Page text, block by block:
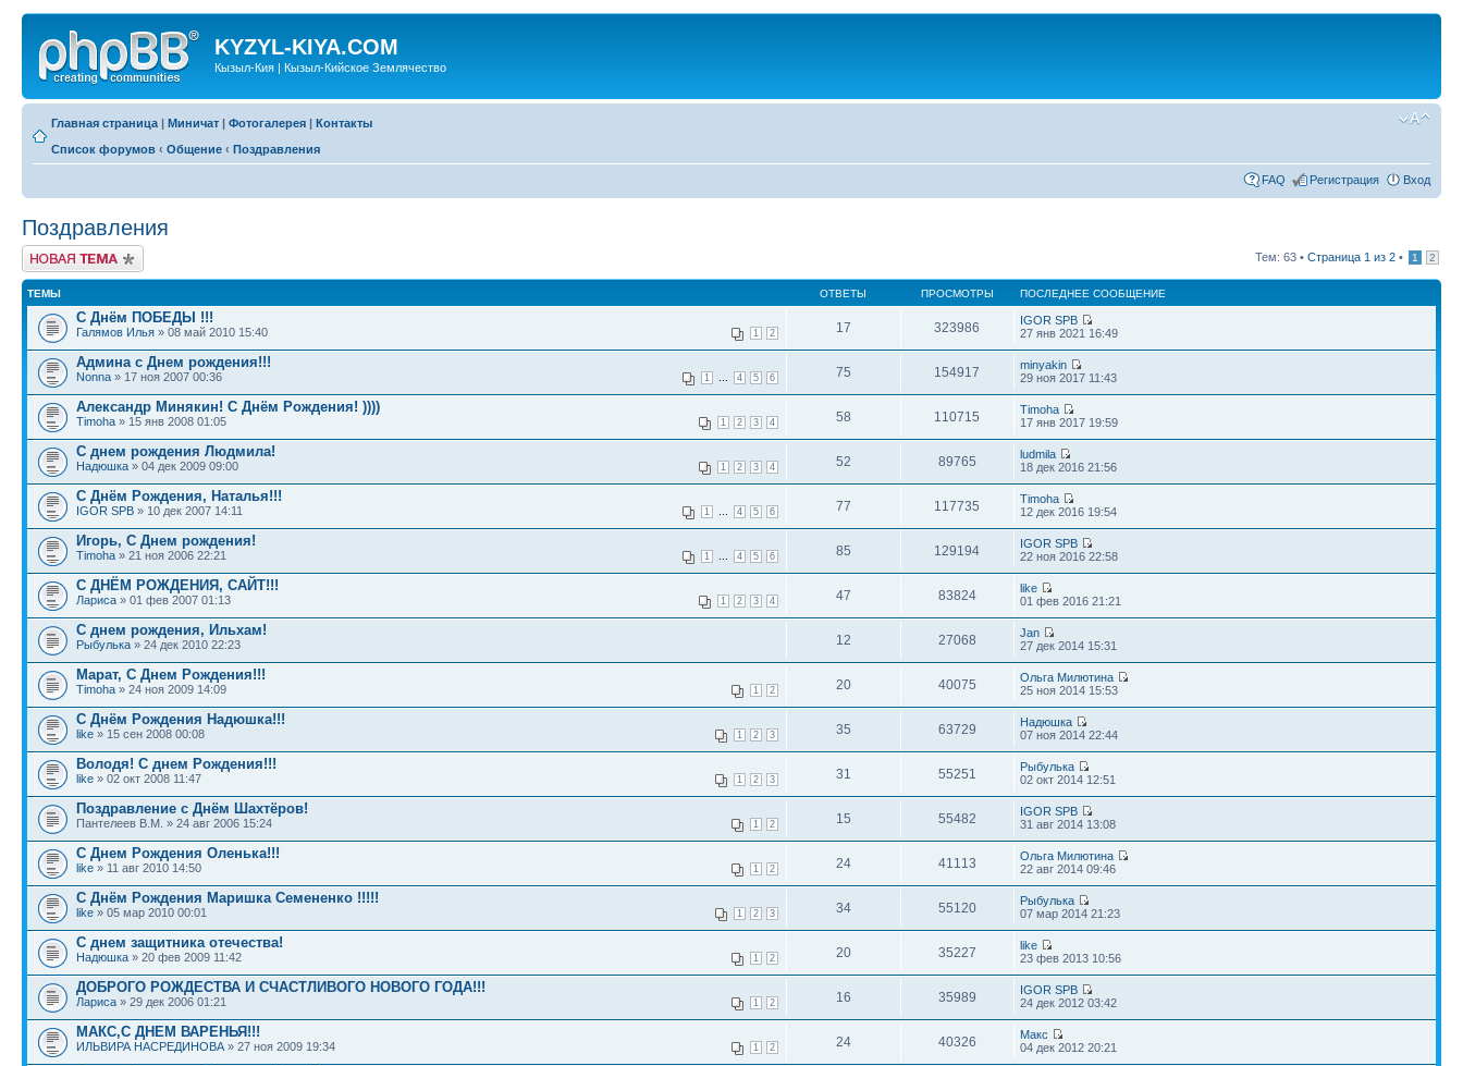
KYZYL-KIYA.COM
Кызыл-Кия | Кызыл-Кийское Землячество
Главная страница | Миничат | Фотогалерея | Контакты
Список форумов ‹ Общение ‹ Поздравления
FAQ Регистрация Вход
Поздравления
Новая тема Тем: 63 • Страница 1 из 2 • 1 2
ТЕМЫ ОТВЕТЫ ПРОСМОТРЫ ПОСЛЕДНЕЕ СООБЩЕНИЕ
С Днём ПОБЕДЫ !!!
1 2
Галямов Илья » 08 май 2010 15:40 17 323986
IGOR SPB
27 янв 2021 16:49
Админа с Днем рождения!!!
1 4 5 6
Nonna » 17 ноя 2007 00:36 75 154917
minyakin
29 ноя 2017 11:43
Александр Минякин! С Днём Рождения! ))))
1 2 3 4
Timoha » 15 янв 2008 01:05 58 110715
Timoha
17 янв 2017 19:59
С днем рождения Людмила!
1 2 3 4
Надюшка » 04 дек 2009 09:00 52 89765
ludmila
18 дек 2016 21:56
С Днём Рождения, Наталья!!!
1 4 5 6
IGOR SPB » 10 дек 2007 14:11 77 117735
Timoha
12 дек 2016 19:54
Игорь, С Днем рождения!
1 4 5 6
Timoha » 21 ноя 2006 22:21 85 129194
IGOR SPB
22 ноя 2016 22:58
С ДНЁМ РОЖДЕНИЯ, САЙТ!!!
1 2 3 4
Лариса » 01 фев 2007 01:13 47 83824
like
01 фев 2016 21:21
С днем рождения, Ильхам!
Рыбулька » 24 дек 2010 22:23 12 27068
Jan
27 дек 2014 15:31
Марат, С Днем Рождения!!!
1 2
Timoha » 24 ноя 2009 14:09 20 40075
Ольга Милютина
25 ноя 2014 15:53
С Днём Рождения Надюшка!!!
1 2 3
like » 15 сен 2008 00:08 35 63729
Надюшка
07 ноя 2014 22:44
Володя! С днем Рождения!!!
1 2 3
like » 02 окт 2008 11:47 31 55251
Рыбулька
02 окт 2014 12:51
Поздравление с Днём Шахтёров!
1 2
Пантелеев В.М. » 24 авг 2006 15:24 15 55482
IGOR SPB
31 авг 2014 13:08
С Днем Рождения Оленька!!!
1 2
like » 11 авг 2010 14:50 24 41113
Ольга Милютина
22 авг 2014 09:46
С Днём Рождения Маришка Семененко !!!!!
1 2 3
like » 05 мар 2010 00:01 34 55120
Рыбулька
07 мар 2014 21:23
С днем защитника отечества!
1 2
Надюшка » 20 фев 2009 11:42 20 35227
like
23 фев 2013 10:56
ДОБРОГО РОЖДЕСТВА И СЧАСТЛИВОГО НОВОГО ГОДА!!!
1 2
Лариса » 29 дек 2006 01:21 16 35989
IGOR SPB
24 дек 2012 03:42
МАКС,С ДНЕМ ВАРЕНЬЯ!!!
1 2
ИЛЬВИРА НАСРЕДИНОВА » 27 ноя 2009 19:34 24 40326
Макс
04 дек 2012 20:21